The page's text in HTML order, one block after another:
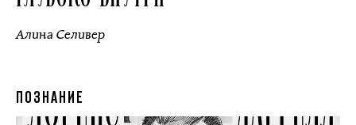
Алина Селивер
ПОЗНАНИЕ